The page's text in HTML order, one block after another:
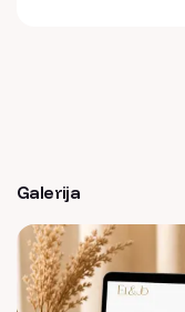
Galerija